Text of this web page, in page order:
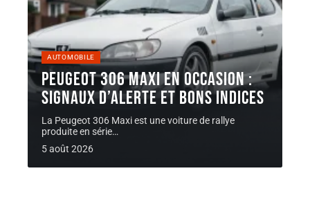
AUTOMOBILE
Peugeot 306 Maxi en occasion :
signaux d’alerte et bons indices
La Peugeot 306 Maxi est une voiture de rallye
produite en série…
5 août 2026